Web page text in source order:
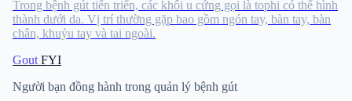
Trong bệnh gút tiến triển, các khối u cứng gọi là tophi có thể hình
thành dưới da. Vị trí thường gặp bao gồm ngón tay, bàn tay, bàn
chân, khuỷu tay và tai ngoài.
Gout FYI
Người bạn đồng hành trong quản lý bệnh gút